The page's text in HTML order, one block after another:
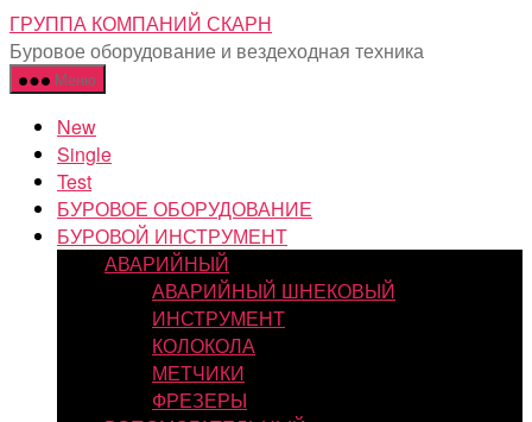
Перейти
к
содержимому
ГРУППА КОМПАНИЙ СКАРН
Буровое оборудование и вездеходная техника
Меню
New
Single
Test
БУРОВОЕ ОБОРУДОВАНИЕ
БУРОВОЙ ИНСТРУМЕНТ
АВАРИЙНЫЙ
АВАРИЙНЫЙ ШНЕКОВЫЙ
ИНСТРУМЕНТ
КОЛОКОЛА
МЕТЧИКИ
ФРЕЗЕРЫ